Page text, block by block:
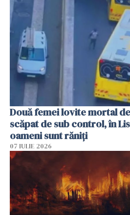
Două femei lovite mortal
scăpat de sub control, în
oameni sunt răniți
07 IULIE 2026